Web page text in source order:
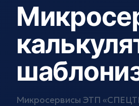
Микросервисы ЭТП